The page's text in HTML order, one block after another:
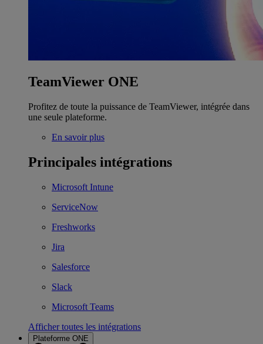
TeamViewer ONE
Profitez de toute la puissance de TeamViewer, intégrée dans
une seule plateforme.
En savoir plus
Principales intégrations
Microsoft Intune
ServiceNow
Freshworks
Jira
Salesforce
Slack
Microsoft Teams
Afficher toutes les intégrations
Plateforme ONE